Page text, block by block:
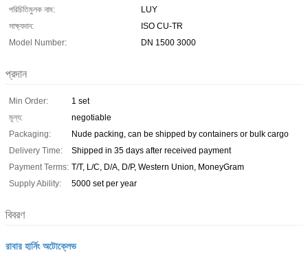
পরিচিতিমুলক নাম:
LUY
সাক্ষ্যদান:
ISO CU-TR
Model Number:
DN 1500 3000
প্রদান
Min Order:
1 set
মূল্য:
negotiable
Packaging:
Nude packing, can be shipped by containers or bulk cargo
Delivery Time:
Shipped in 35 days after received payment
Payment Terms: T/T, L/C, D/A, D/P, Western Union, MoneyGram
Supply Ability:
5000 set per year
বিবরণ
রাবার হার্নিং অটোক্লেভ